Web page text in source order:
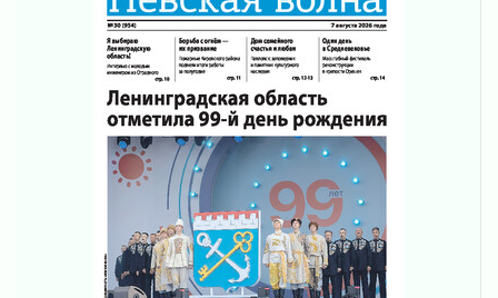
Вдохновлять, просвещать и объединять!
05 августа 2026
Не оставят в беде
05 августа 2026
На лидирующих позициях
04 августа 2026
Итоги конкурса «Лучший работник
Кадрового центра – 2026» подведены!
04 августа 2026
Ставка на дисциплину на перекрестках
04 августа 2026